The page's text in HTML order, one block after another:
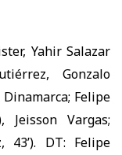
Yahir Salazar
Gonzalo
Felipe
Jeisson Vargas;
43’). DT: Felipe